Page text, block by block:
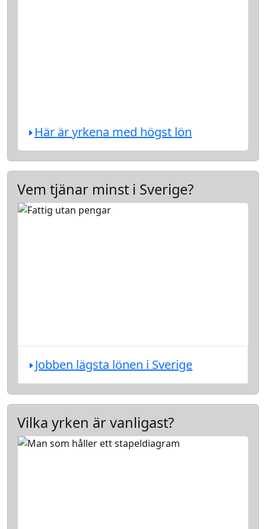
Här är yrkena med högst lön
Vem tjänar minst i Sverige?
Jobben lägsta lönen i Sverige
Vilka yrken är vanligast?